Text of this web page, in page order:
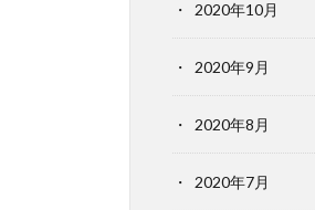
2020年10月
2020年9月
2020年8月
2020年7月